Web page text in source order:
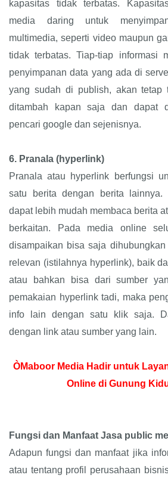
kapasitas tidak terbatas.
media daring untuk
multimedia, seperti video maupun
tidak terbatas. Tiap-tiap informasi
penyimpanan data yang ada di
yang sudah di publish, akan tetap
ditambah kapan saja dan dapat
pencari google dan sejenisnya.
6. Pranala (hyperlink)
Pranala atau hyperlink berfungsi
satu berita dengan berita lainnya.
dapat lebih mudah membaca berita
berkaitan. Pada media online
disampaikan bisa saja
relevan (istilahnya hyperlink), baik
atau bahkan bisa dari sumber
pemakaian hyperlink tadi, maka
info lain dengan satu klik saja.
dengan link atau sumber yang lain.
ÒMaboor Media Hadir untuk
Online di Gunung
Fungsi dan Manfaat Jasa public
Adapun fungsi dan manfaat jika
atau tentang profil perusahaan